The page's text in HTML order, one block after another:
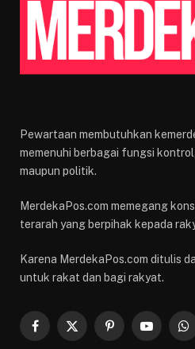
Pewartaan membutuhkan
memenuhi berbagai fungsi
maupun politik.
MerdekaPos.com memegang
terarah yang berpihak kepada
Karena MerdekaPos.com ditulis
untuk rakat dan bagi rakyat.
Facebook
X
PinterestYouTube